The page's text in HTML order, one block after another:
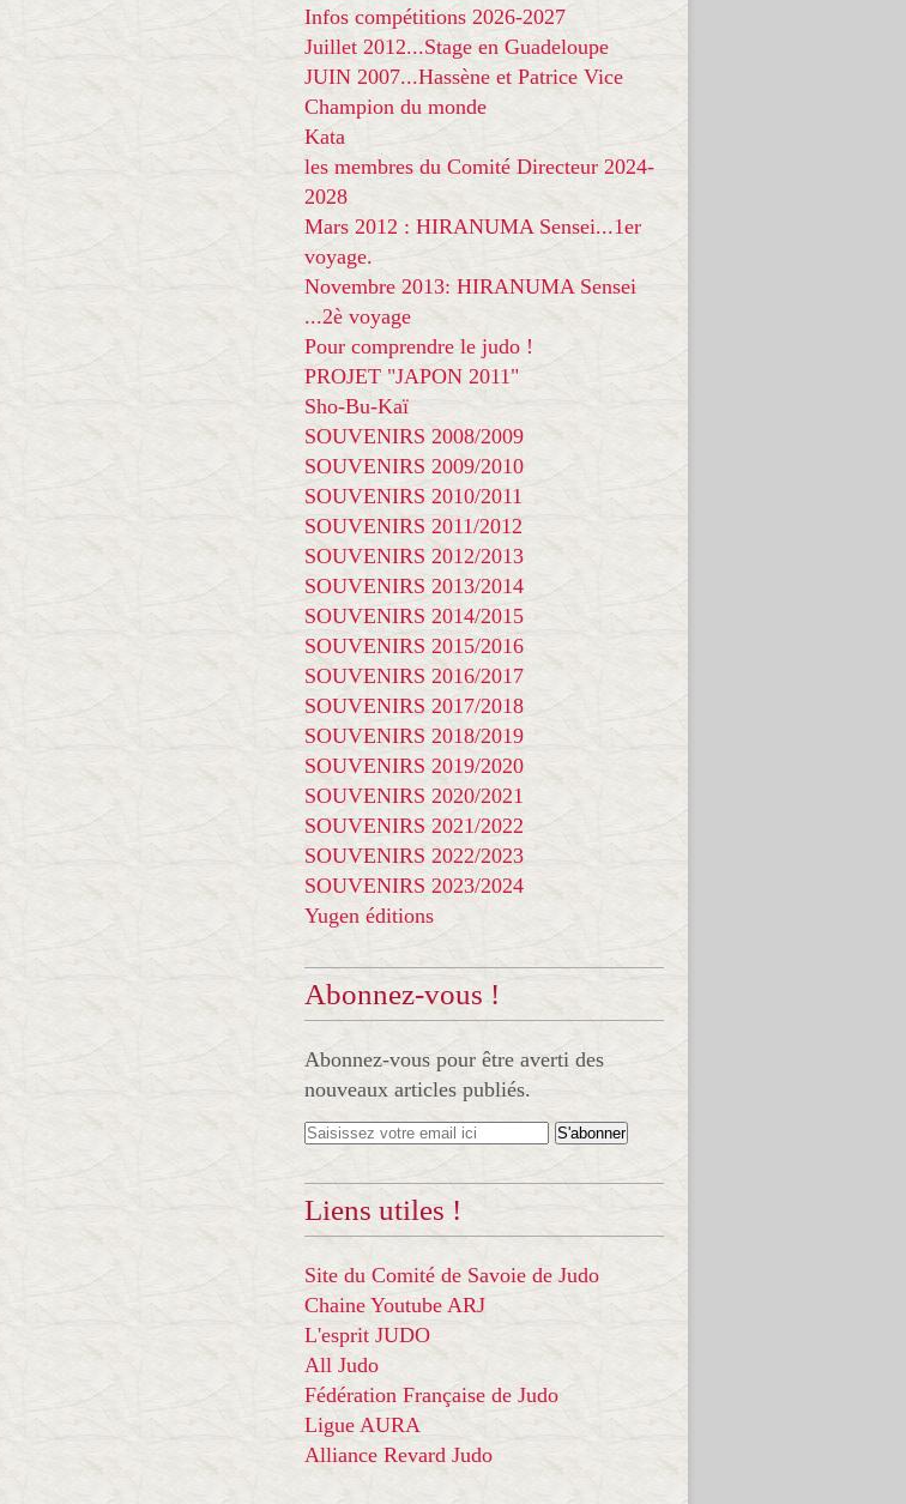
Infos compétitions 2026-2027
Juillet 2012...Stage en Guadeloupe
JUIN 2007...Hassène et Patrice Vice
Champion du monde
Kata
les membres du Comité Directeur 2024-
2028
Mars 2012 : HIRANUMA Sensei...1er
voyage.
Novembre 2013: HIRANUMA Sensei
...2è voyage
Pour comprendre le judo !
PROJET "JAPON 2011"
Sho-Bu-Kaï
SOUVENIRS 2008/2009
SOUVENIRS 2009/2010
SOUVENIRS 2010/2011
SOUVENIRS 2011/2012
SOUVENIRS 2012/2013
SOUVENIRS 2013/2014
SOUVENIRS 2014/2015
SOUVENIRS 2015/2016
SOUVENIRS 2016/2017
SOUVENIRS 2017/2018
SOUVENIRS 2018/2019
SOUVENIRS 2019/2020
SOUVENIRS 2020/2021
SOUVENIRS 2021/2022
SOUVENIRS 2022/2023
SOUVENIRS 2023/2024
Yugen éditions
Abonnez-vous !
Abonnez-vous pour être averti des
nouveaux articles publiés.
Liens utiles !
Site du Comité de Savoie de Judo
Chaine Youtube ARJ
L'esprit JUDO
All Judo
Fédération Française de Judo
Ligue AURA
Alliance Revard Judo